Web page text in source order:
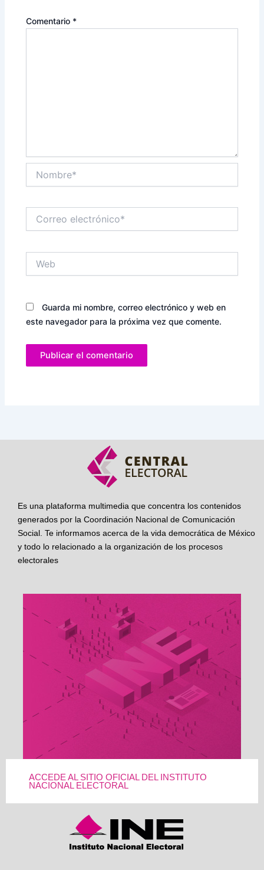
Comentario *
electrónico*
Guarda mi nombre, correo electrónico y web en
este navegador para la próxima vez que comente.
Es una plataforma multimedia que concentra los contenidos
generados por la Coordinación Nacional de Comunicación
Social. Te informamos acerca de la vida democrática de México
y todo lo relacionado a la organización de los procesos
electorales
ACCEDE AL SITIO OFICIAL DEL INSTITUTO
NACIONAL ELECTORAL